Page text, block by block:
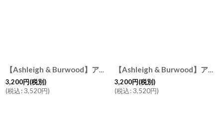
【Ashleigh & Burwood】アシュレイ＆バーウッド 消臭 フレグランスオイル フレッシュリネン 500ml Fresh Linen イギリス製
3,200円(税別)
(税込: 3,520円)
【Ashleigh & Burwood】アシュレイ＆バーウッド フレグランスオイル ホワイトティー 500ml White Tea イギリス製
3,200円(税別)
(税込: 3,520円)